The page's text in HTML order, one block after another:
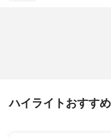
ハイライトおすす